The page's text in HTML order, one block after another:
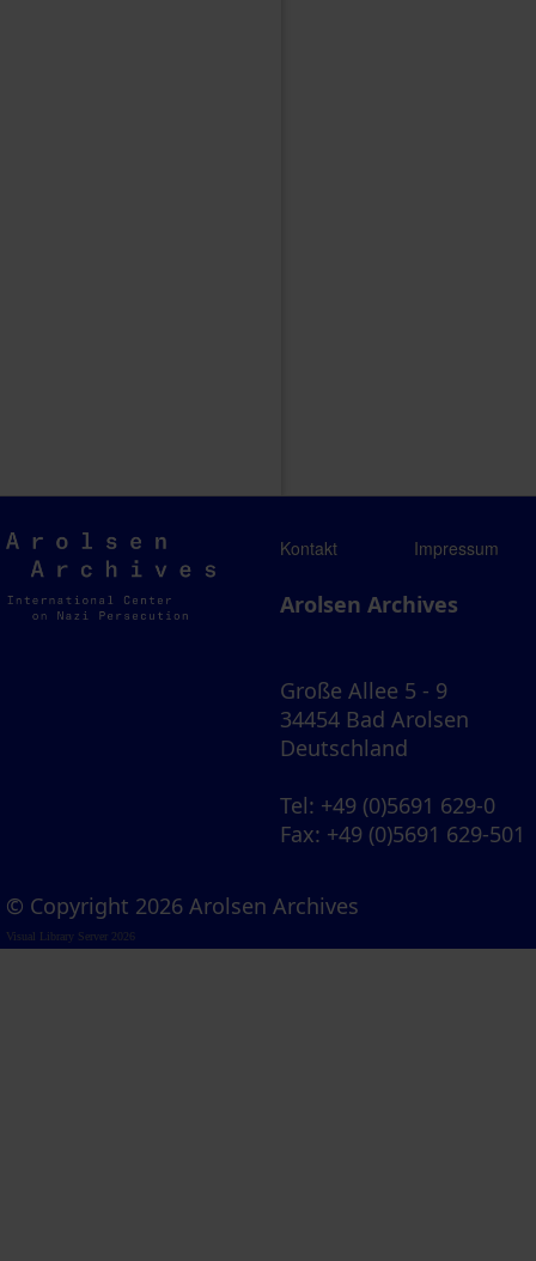
Arolsen
Archives
Kontakt Impressum
Arolsen Archives
Große Allee 5 - 9
34454 Bad Arolsen
Deutschland
Tel: +49 (0)5691 629-0
Fax: +49 (0)5691 629-501
© Copyright 2026 Arolsen Archives
Visual Library Server 2026